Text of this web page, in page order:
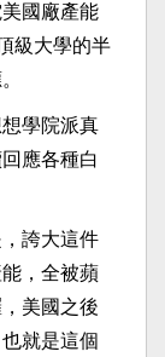
國廠產能
級大學的半
學院派真
應各種白
誇大這件
，全被蘋
美國之後
就是這個